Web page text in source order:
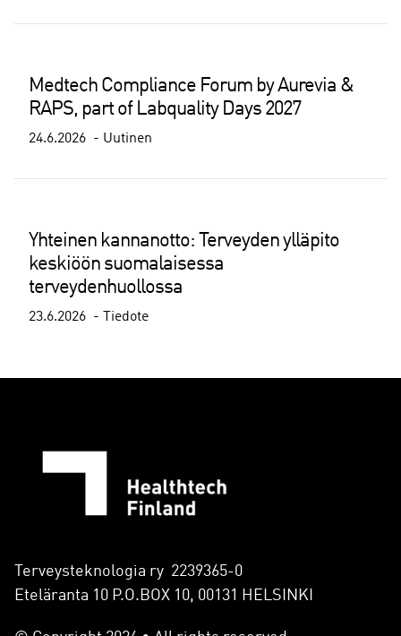
Medtech Compliance Forum by Aurevia &
RAPS, part of Labquality Days 2027
24.6.2026 Uutinen
Yhteinen kannanotto: Terveyden ylläpito
keskiöön suomalaisessa
terveydenhuollossa
23.6.2026 Tiedote
Terveysteknologia ry 2239365-0
Eteläranta 10 P.O.BOX 10, 00131 HELSINKI